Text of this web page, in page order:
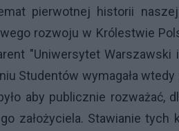
pierwotnej historii
rozwoju w Królestwie
"Uniwersytet Warszawski
Studentów wymagała
aby publicznie rozważać,
założyciela. Stawianie